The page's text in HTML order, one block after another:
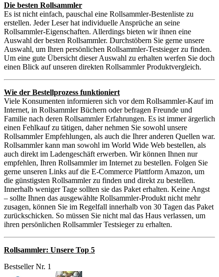
Die besten Rollsammler
Es ist nicht einfach, pauschal eine Rollsammler-Bestenliste zu
erstellen. Jeder Leser hat individuelle Ansprüche an seine
Rollsammler-Eigenschaften. Allerdings bieten wir ihnen eine
Auswahl der besten Rollsammler. Durchstöbern Sie gerne unsere
Auswahl, um Ihren persönlichen Rollsammler-Testsieger zu finden.
Um eine gute Übersicht dieser Auswahl zu erhalten werfen Sie doch
einen Blick auf unseren direkten Rollsammler Produktvergleich.
Wie der Bestellprozess funktioniert
Viele Konsumenten informieren sich vor dem Rollsammler-Kauf im
Internet, in Rollsammler Büchern oder befragen Freunde und
Familie nach deren Rollsammler Erfahrungen. Es ist immer ärgerlich
einen Fehlkauf zu tätigen, daher nehmen Sie sowohl unsere
Rollsammler Empfehlungen, als auch die Ihrer anderen Quellen war.
Rollsammler kann man sowohl im World Wide Web bestellen, als
auch direkt im Ladengeschäft erwerben. Wir können Ihnen nur
empfehlen, Ihren Rollsammler im Internet zu bestellen. Folgen Sie
gerne unseren Links auf die E-Commerce Plattform Amazon, um
die günstigsten Rollsammler zu finden und direkt zu bestellen.
Innerhalb weniger Tage sollten sie das Paket erhalten. Keine Angst
– sollte Ihnen das ausgewählte Rollsammler-Produkt nicht mehr
zusagen, können Sie im Regelfall innerhalb von 30 Tagen das Paket
zurückschicken. So müssen Sie nicht mal das Haus verlassen, um
ihren persönlichen Rollsammler Testsieger zu erhalten.
Rollsammler: Unsere Top 5
Bestseller Nr. 1